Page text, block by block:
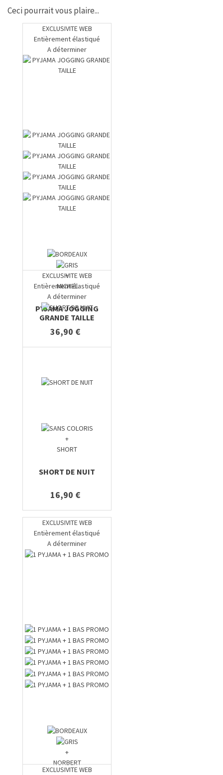
Ceci pourrait vous plaire...
EXCLUSIVITE WEB
Entièrement élastiqué
A déterminer
+
MICHEL
PYJAMA JOGGING
GRANDE TAILLE
36,90 €
EXCLUSIVITE WEB
Entièrement élastiqué
A déterminer
+
SHORT
SHORT DE NUIT
16,90 €
EXCLUSIVITE WEB
Entièrement élastiqué
A déterminer
+
NORBERT
EXCLUSIVITE WEB